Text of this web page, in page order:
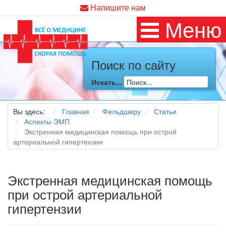
Напишите нам
Меню
Поиск по сайту
Искать...
Вы здесь: Главная Фельдшеру
Статьи
Аспекты ЭМП
Экстренная медицинская помощь при острой
артериальной гипертензии
Экстренная медицинская помощь
при острой артериальной
гипертензии